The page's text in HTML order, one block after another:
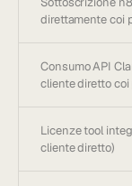
direttamente coi
Consumo API
cliente diretto coi
Licenze tool
cliente diretto)